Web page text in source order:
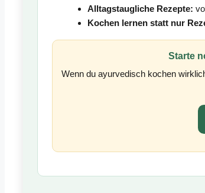
Alltagstaugliche Rezepte:
Kochen lernen statt nur
Starte
Wenn du ayurvedisch kochen